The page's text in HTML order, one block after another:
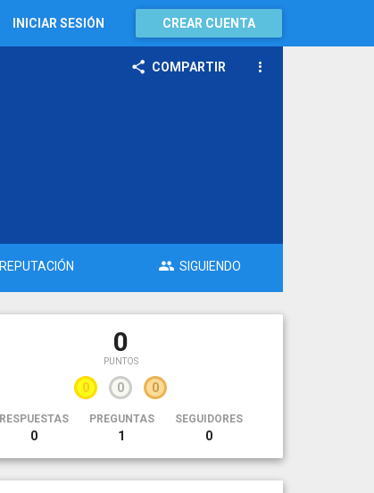
INICIAR SESIÓN CREAR CUENTA
COMPARTIR
REPUTACIÓN SIGUIENDO
0
PUNTOS
0 0 0
RESPUESTAS
0
PREGUNTAS
1
SEGUIDORES
0